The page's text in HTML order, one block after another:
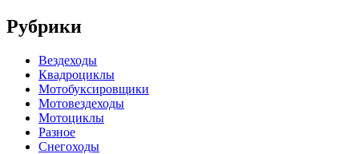
Рубрики
Вездеходы
Квадроциклы
Мотобуксировщики
Мотовездеходы
Мотоциклы
Разное
Снегоходы